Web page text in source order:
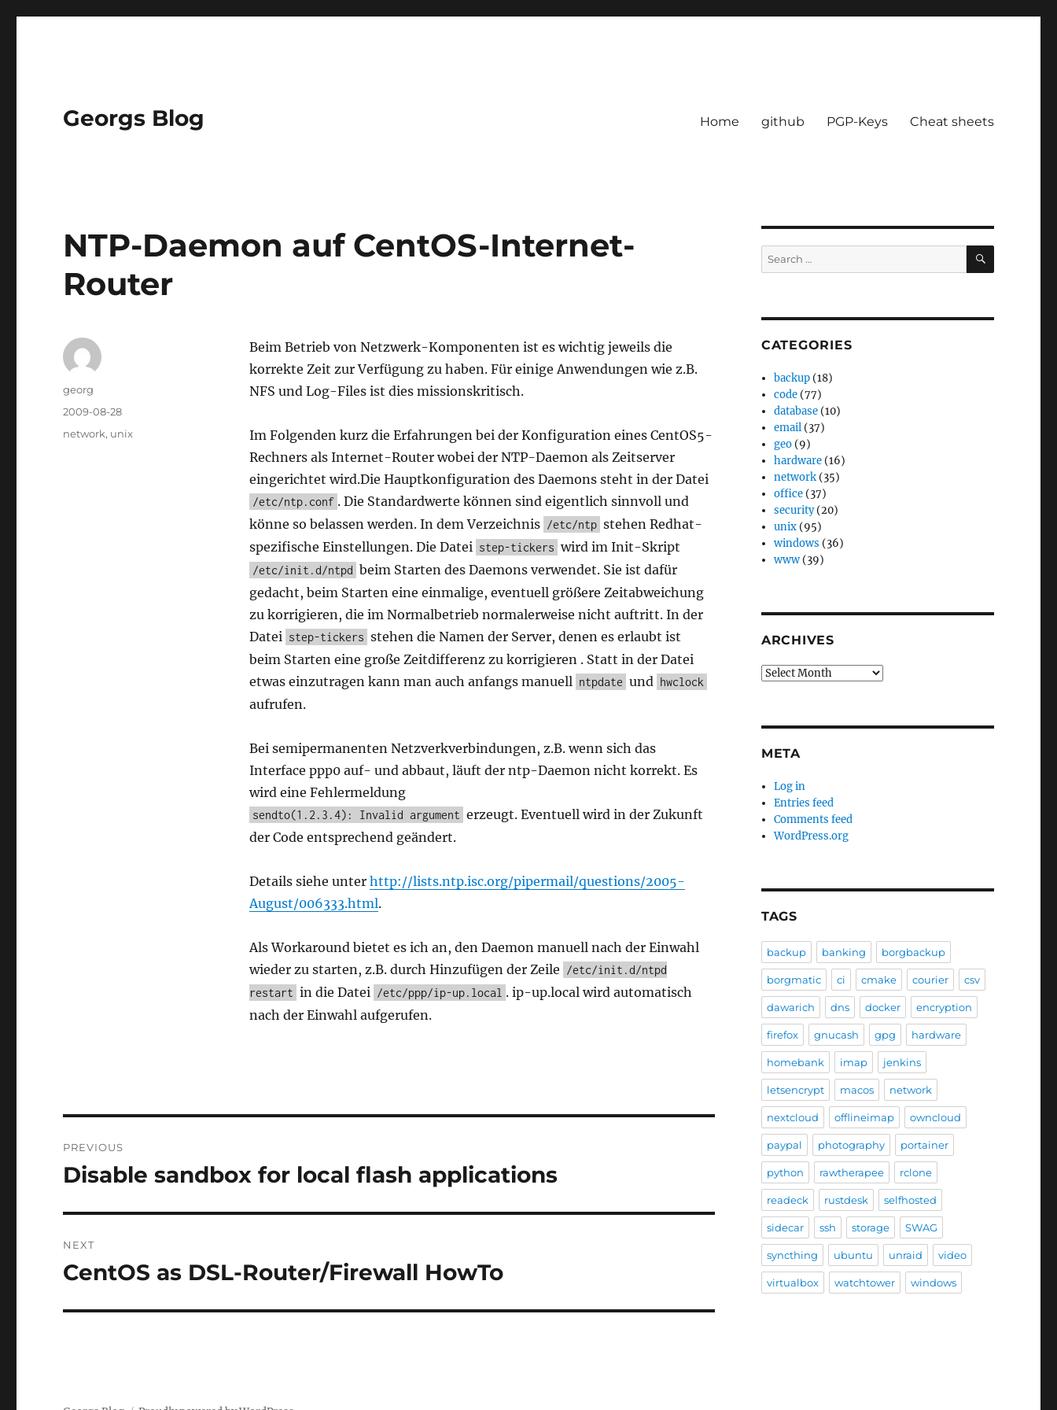
Georgs Blog Home github PGP-Keys Cheat sheets
NTP-Daemon auf CentOS-Internet-
Router
Beim Betrieb von Netzwerk-Komponenten ist es wichtig jeweils die
korrekte Zeit zur Verfügung zu haben. Für einige Anwendungen wie z.B.
NFS und Log-Files ist dies missionskritisch.
Im Folgenden kurz die Erfahrungen bei der Konfiguration eines CentOS5-
Rechners als Internet-Router wobei der NTP-Daemon als Zeitserver
eingerichtet wird.Die Hauptkonfiguration des Daemons steht in der Datei
/etc/ntp.conf . Die Standardwerte können sind eigentlich sinnvoll und
könne so belassen werden. In dem Verzeichnis /etc/ntp stehen Redhat-
spezifische Einstellungen. Die Datei step-tickers wird im Init-Skript
/etc/init.d/ntpd beim Starten des Daemons verwendet. Sie ist dafür
gedacht, beim Starten eine einmalige, eventuell größere Zeitabweichung
zu korrigieren, die im Normalbetrieb normalerweise nicht auftritt. In der
Datei step-tickers stehen die Namen der Server, denen es erlaubt ist
beim Starten eine große Zeitdifferenz zu korrigieren . Statt in der Datei
etwas einzutragen kann man auch anfangs manuell ntpdate und hwclock
aufrufen.
Bei semipermanenten Netzverkverbindungen, z.B. wenn sich das
Interface ppp0 auf- und abbaut, läuft der ntp-Daemon nicht korrekt. Es
wird eine Fehlermeldung
sendto(1.2.3.4): Invalid argument erzeugt. Eventuell wird in der Zukunft
der Code entsprechend geändert.
Details siehe unter http://lists.ntp.isc.org/pipermail/questions/2005-
August/006333.html.
Als Workaround bietet es ich an, den Daemon manuell nach der Einwahl
wieder zu starten, z.B. durch Hinzufügen der Zeile
/etc/init.d/ntpd
restart in die Datei /etc/ppp/ip-up.local . ip-up.local wird automatisch
nach der Einwahl aufgerufen.
Author
georg
Posted
2009-08-28
Categories
network, unix
navigation
PREVIOUS
Previous
Disable sandbox for local flash applications
NEXT
Next
CentOS as DSL-Router/Firewall HowTo
Search
for:
SEARCH
CATEGORIES
backup (18)
code (77)
database (10)
email (37)
geo (9)
hardware (16)
network (35)
office (37)
security(20)
unix (95)
windows (36)
www (39)
ARCHIVES
Archives
META
Log in
Entries feed
Comments feed
WordPress.org
TAGS
backup banking borgbackup
borgmatic ci cmake courier csv
dawarich dns docker encryption
firefox gnucash gpg hardware
homebank imap jenkins
letsencrypt macos network
nextcloud offlineimap owncloud
paypal photography portainer
python rawtherapee rclone
readeck rustdesk selfhosted
sidecar ssh storage SWAG
syncthing ubuntu unraid video
virtualbox watchtower windows